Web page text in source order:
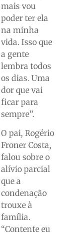
mais vou
poder ter ela
na minha
vida. Isso que
a gente
lembra todos
os dias. Uma
dor que vai
ficar para
sempre”.
O pai, Rogério
Froner Costa,
falou sobre o
alívio parcial
que a
condenação
trouxe à
família.
“Contente eu